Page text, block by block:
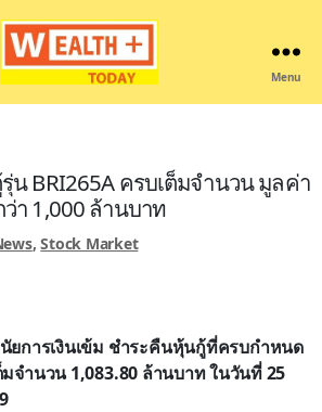
Menu
น BRI265A ครบเต็มจำนวน มูลค่า
ว่า 1,000 ล้านบาท
,Stock Market
ยการเงินเข้ม ชำระคืนหุ้นกู้ที่ครบกำหนด
มจำนวน1,083.80 ล้านบาท ในวันที่25